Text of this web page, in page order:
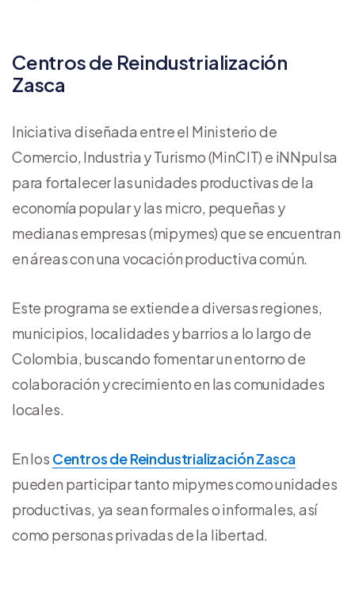
Centros de Reindustrialización
Zasca
Iniciativa diseñada entre el Ministerio de
Comercio, Industria y Turismo (MinCIT) e iNNpulsa
para fortalecer las unidades productivas de la
economía popular y las micro, pequeñas y
medianas empresas (mipymes) que se encuentran
en áreas con una vocación productiva común.
Este programa se extiende a diversas regiones,
municipios, localidades y barrios a lo largo de
Colombia, buscando fomentar un entorno de
colaboración y crecimiento en las comunidades
locales.
En los Centros de Reindustrialización Zasca
pueden participar tanto mipymes como unidades
productivas, ya sean formales o informales, así
como personas privadas de la libertad.